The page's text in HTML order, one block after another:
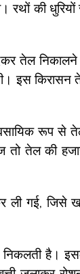
रथों की
खोदकर तेल
इस किरासन
रूप से
तेल की
ली गई, जिसे
है।